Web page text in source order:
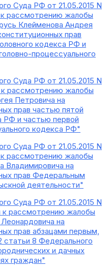
Суда РФ от 21.05.2015 N
к рассмотрению жалобы
Клейменова Андрея
прав
кодекса РФ и
процессуального
Суда РФ от 21.05.2015 N
к рассмотрению жалобы
Петровича на
прав частью пятой
РФ и частью первой
кодекса РФ"
Суда РФ от 21.05.2015 N
к рассмотрению жалобы
Владимировича на
прав Федеральным
деятельности"
Суда РФ от 21.05.2015 N
к рассмотрению жалобы
на
прав абзацами первым,
8 Федерального
и дачных
граждан"